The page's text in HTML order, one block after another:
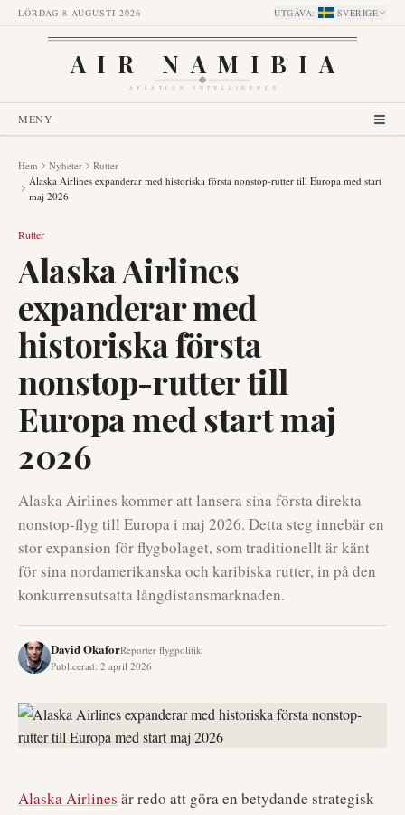
LÖRDAG 8 AUGUSTI 2026 UTGÅVA: SVERIGE
AIR NAMIBIA
AVIATION INTELLIGENCE
MENY
Hem Nyheter
Rutter
Alaska Airlines expanderar med historiska första nonstop-rutter till Europa med start
maj 2026
Rutter
Alaska Airlines
expanderar med
historiska första
nonstop-rutter till
Europa med start maj
2026
Alaska Airlines kommer att lansera sina första direkta
nonstop-flyg till Europa i maj 2026. Detta steg innebär en
stor expansion för flygbolaget, som traditionellt är känt
för sina nordamerikanska och karibiska rutter, in på den
konkurrensutsatta långdistansmarknaden.
David OkaforReporter flygpolitik
Publicerad: 2 april 2026
Alaska Airlines är redo att göra en betydande strategisk